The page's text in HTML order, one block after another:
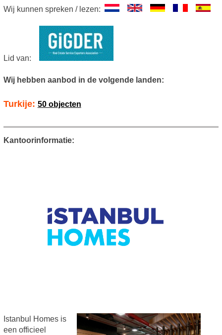
Wij kunnen spreken / lezen:
Lid van:
Wij hebben aanbod in de volgende landen:
Turkije: 50 objecten
Kantoorinformatie:
Istanbul Homes is
een officieel